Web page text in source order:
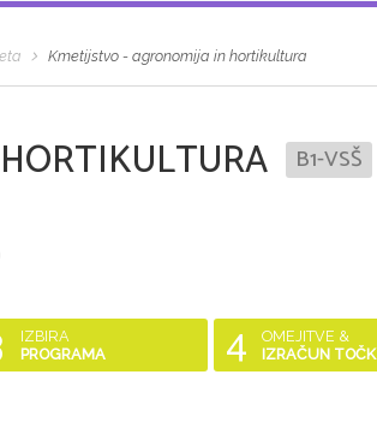
Kmetijstvo - agronomija in hortikultura
B1-VSŠ
IZBIRA
PROGRAMA
4
OMEJITVE &
IZRAČUN TOČK